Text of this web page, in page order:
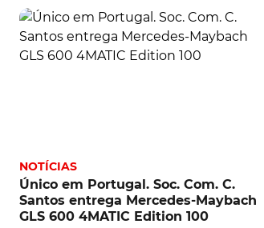
NOTÍCIAS
Único em Portugal. Soc. Com. C.
Santos entrega Mercedes-Maybach
GLS 600 4MATIC Edition 100